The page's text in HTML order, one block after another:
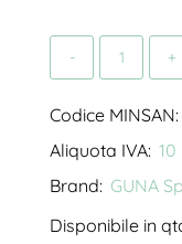
Codice MINSAN:
Aliquota IVA: 10
Brand: GUNA
Disponibile in